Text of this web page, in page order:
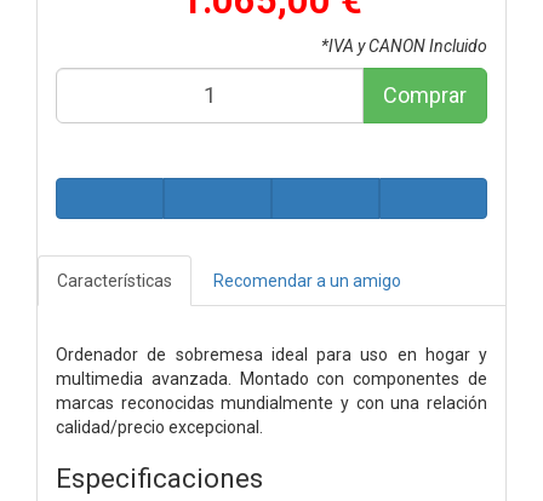
*IVA y CANON Incluido
Comprar
Características Recomendar a un amigo
Ordenador de sobremesa ideal para uso en hogar y
multimedia avanzada. Montado con componentes de
marcas reconocidas mundialmente y con una relación
calidad/precio excepcional.
Especificaciones